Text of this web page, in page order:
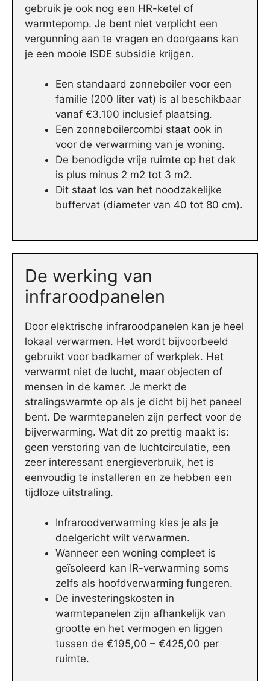
gebruik je ook nog een HR-ketel of
warmtepomp. Je bent niet verplicht een
vergunning aan te vragen en doorgaans kan
je een mooie ISDE subsidie krijgen.
Een standaard zonneboiler voor een
familie (200 liter vat) is al beschikbaar
vanaf €3.100 inclusief plaatsing.
Een zonneboilercombi staat ook in
voor de verwarming van je woning.
De benodigde vrije ruimte op het dak
is plus minus 2 m2 tot 3 m2.
Dit staat los van het noodzakelijke
buffervat (diameter van 40 tot 80 cm).
De werking van
infraroodpanelen
Door elektrische infraroodpanelen kan je heel
lokaal verwarmen. Het wordt bijvoorbeeld
gebruikt voor badkamer of werkplek. Het
verwarmt niet de lucht, maar objecten of
mensen in de kamer. Je merkt de
stralingswarmte op als je dicht bij het paneel
bent. De warmtepanelen zijn perfect voor de
bijverwarming. Wat dit zo prettig maakt is:
geen verstoring van de luchtcirculatie, een
zeer interessant energieverbruik, het is
eenvoudig te installeren en ze hebben een
tijdloze uitstraling.
Infraroodverwarming kies je als je
doelgericht wilt verwarmen.
Wanneer een woning compleet is
geïsoleerd kan IR-verwarming soms
zelfs als hoofdverwarming fungeren.
De investeringskosten in
warmtepanelen zijn afhankelijk van
grootte en het vermogen en liggen
tussen de €195,00 – €425,00 per
ruimte.